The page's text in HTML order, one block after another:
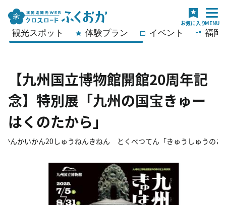
観光スポット 体験プラン イベント 福岡
【九州国立博物館開館20周年記
念】特別展「九州の国宝きゅー
はくのたから」
かんかいかん20しゅうねんきねん とくべつてん「きゅうしゅうの